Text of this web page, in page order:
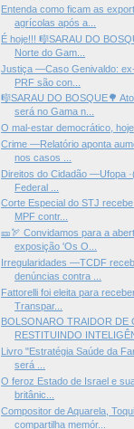
Entenda como ficam as
agrícolas após a...
É hoje!!! 🎼SARAU DO
Norte do Gam...
Justiça —Caso Genivaldo:
PRF são con...
🎼SARAU DO BOSQUE🌳
será no Gama n...
O mal-estar democrático, hoje
Crime —Relatório aponta
nos casos ...
Direitos do Cidadão —Ufopa
Federal ...
Corte Especial do STJ
MPF contr...
🎫🏹 Convidamos para a
exposição 'Os O...
Irregularidades —TCDF
denúncias contra ...
Fattorelli foi eleita para
Transpar...
BOLSONARO TRAIDOR DE
RESTITUINDO
Livro "Estratégia Saúde da
será ...
O feroz Estado de Israel e
britânic...
Compositor de Aquarela,
compartilha memór...